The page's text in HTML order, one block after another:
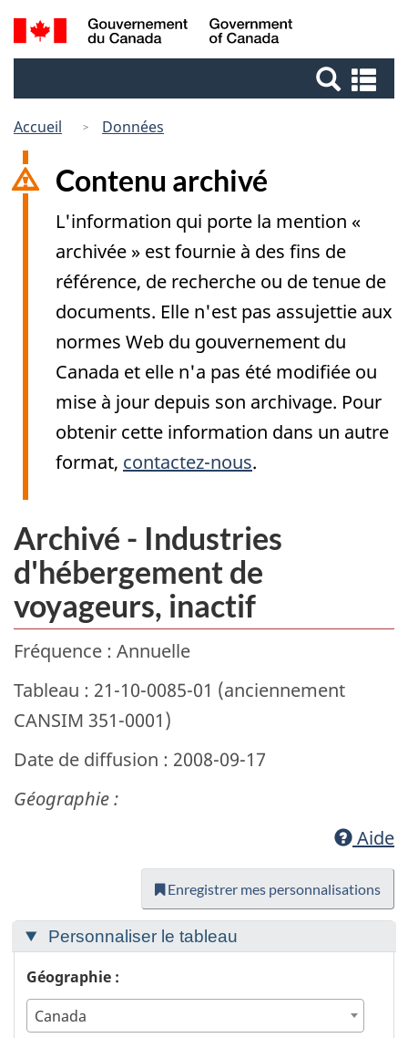
Passer
au
Passer
à
Canada
Recherche
et
et
Accueil Données
Contenu archivé
L'information qui porte la mention «
archivée » est fournie à des fins de
référence, de recherche ou de tenue de
documents. Elle n'est pas assujettie aux
normes Web du gouvernement du
Canada et elle n'a pas été modifiée ou
mise à jour depuis son archivage. Pour
obtenir cette information dans un autre
format, contactez-nous.
Archivé - Industries
d'hébergement de
voyageurs, inactif
Fréquence : Annuelle
Tableau : 21-10-0085-01 (anciennement
CANSIM 351-0001)
Date de diffusion : 2008-09-17
Géographie :
Aide
Enregistrer mes personnalisations
Personnaliser le tableau
Géographie :
Canada